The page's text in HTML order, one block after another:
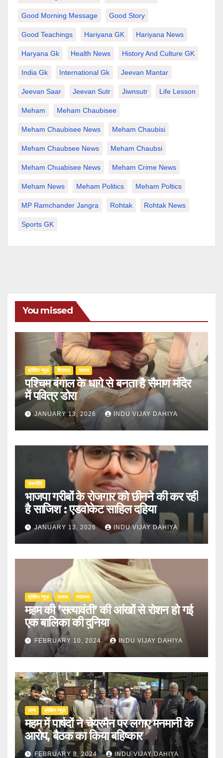
Good Morning Message Good Story
Good Teachings Hariyana GK Hariyana News
Haryana Gk Health News History And Culture GK
India Gk International Gk Jeevan Mantar
Jeevan Saar Jeevan Sutr Jiwnsutr Life Lesson
Meham Meham Chaubisee
Meham Chaubisee News Meham Chaubisi
Meham Chaubsee News Meham Chaubsi
Meham Chuabisee News Meham Crime News
Meham News Meham Politics Meham Poltics
MP Ramchander Jangra Rohtak Rohtak News
Sports GK
You missed
ब्रेकिंग न्यूज़ ‍‍विरासत समाज
पश्चिम बंगाल के धागे से बनता है सैमाण मंदिर
में पवित्र डोरा
JANUARY 13, 2026 INDU VIJAY DAHIYA
राजनीति
भाजपा गरीबों के रोजगार को छीनने की कर रही
है साजिश : एडवोकेट साहिल दहिया
JANUARY 13, 2026 INDU VIJAY DAHIYA
ब्रेकिंग न्यूज़ समाज स्वास्थ्य
महम की ’सत्यावंती’ की आंखों से रोशन हो गई
एक बालिका की दुनिया
FEBRUARY 10, 2024 INDU VIJAY DAHIYA
अन्य ब्रेकिंग न्यूज़
महम में पार्षदों ने चेयरमैन पर लगाए मनमानी के
आरोप, बैठक का किया बहिष्कार
FEBRUARY 8, 2024 INDU VIJAY DAHIYA